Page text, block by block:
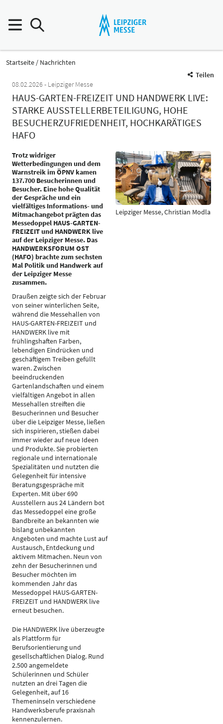
Startseite
Nachrichten
Teilen
08.02.2026
Leipziger Messe
HAUS-GARTEN-FREIZEIT UND HANDWERK LIVE:
STARKE AUSSTELLERBETEILIGUNG, HOHE
BESUCHERZUFRIEDENHEIT, HOCHKARÄTIGES
HAFO
Trotz widriger
Wetterbedingungen und dem
Warnstreik im ÖPNV kamen
137.700 Besucherinnen und
Besucher. Eine hohe Qualität
der Gespräche und ein
vielfältiges Informations- und
Mitmachangebot prägten das
Messedoppel HAUS-GARTEN-
FREIZEIT und HANDWERK live
auf der Leipziger Messe. Das
HANDWERKSFORUM OST
(HAFO) brachte zum sechsten
Mal Politik und Handwerk auf
der Leipziger Messe
zusammen.
Draußen zeigte sich der Februar
von seiner winterlichen Seite,
während die Messehallen von
HAUS-GARTEN-FREIZEIT und
HANDWERK live mit
frühlingshaften Farben,
lebendigen Eindrücken und
geschäftigem Treiben gefüllt
waren. Zwischen
beeindruckenden
Gartenlandschaften und einem
vielfältigen Angebot in allen
Messehallen streiften die
Besucherinnen und Besucher
über die Leipziger Messe, ließen
sich inspirieren, stießen dabei
immer wieder auf neue Ideen
und Produkte. Sie probierten
regionale und internationale
Spezialitäten und nutzten die
Gelegenheit für intensive
Beratungsgespräche mit
Experten. Mit über 690
Ausstellern aus 24 Ländern bot
das Messedoppel eine große
Bandbreite an bekannten wie
bislang unbekannten
Angeboten und machte Lust auf
Austausch, Entdeckung und
aktivem Mitmachen. Neun von
zehn der Besucherinnen und
Besucher möchten im
kommenden Jahr das
Messedoppel HAUS-GARTEN-
FREIZEIT und HANDWERK live
erneut besuchen.
Die HANDWERK live überzeugte
als Plattform für
Berufsorientierung und
gesellschaftlichen Dialog. Rund
2.500 angemeldete
Schülerinnen und Schüler
nutzten an drei Tagen die
Gelegenheit, auf 16
Themeninseln verschiedene
Handwerksberufe praxisnah
kennenzulernen.
Leipziger Messe, Christian Modla